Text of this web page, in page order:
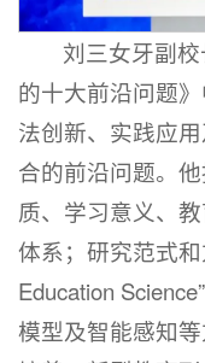
刘三女牙副
的十大前沿问题
法创新、实践应
合的前沿问题。
质、学习意义、
体系；研究范式
Education
模型及智能感知